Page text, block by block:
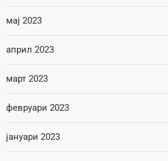
мај 2023
април 2023
март 2023
февруари 2023
јануари 2023